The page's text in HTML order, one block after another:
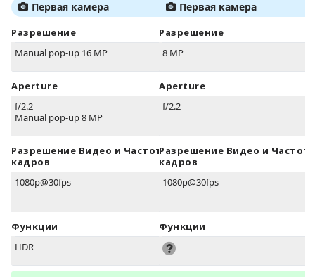
Первая камера
Разрешение
Manual pop-up 16 MP
Aperture
f/2.2
Manual pop-up 8 MP
Разрешение Видео и Частота
кадров
1080p@30fps
Функции
HDR
Первая камера
Разрешение
8 MP
Aperture
f/2.2
Разрешение Видео и Частота
кадров
1080p@30fps
Функции